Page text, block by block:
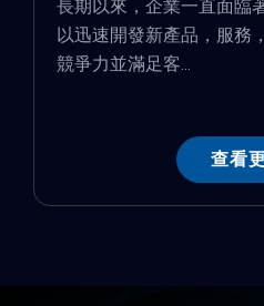
長期以來，企業一直面臨
以迅速開發新產品，服務
競爭力並滿足客...
查看